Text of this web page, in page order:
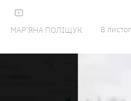
МАР'ЯНА ПОЛІЩУК 8